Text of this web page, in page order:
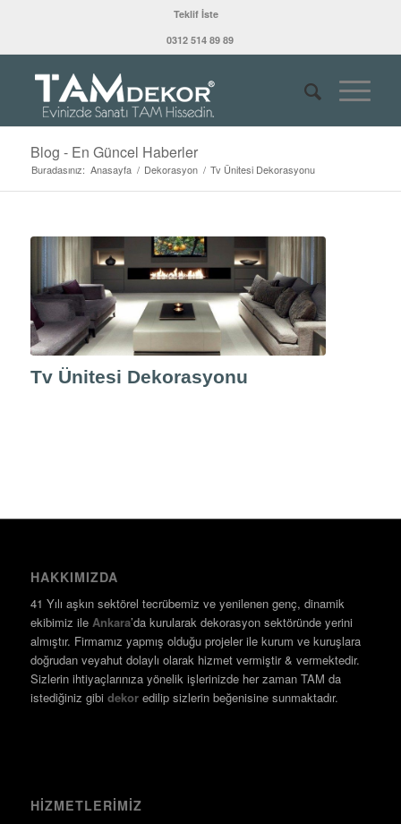
Teklif İste
0312 514 89 89
Blog - En Güncel Haberler
Buradasınız: Anasayfa / Dekorasyon / Tv Ünitesi Dekorasyonu
Tv Ünitesi Dekorasyonu
HAKKIMIZDA
41 Yılı aşkın sektörel tecrübemiz ve yenilenen genç, dinamik
ekibimiz ile Ankara’da kurularak dekorasyon sektöründe yerini
almıştır. Firmamız yapmış olduğu projeler ile kurum ve kuruşlara
doğrudan veyahut dolaylı olarak hizmet vermiştir & vermektedir.
Sizlerin ihtiyaçlarınıza yönelik işlerinizde her zaman TAM da
istediğiniz gibi dekoredilip sizlerin beğenisine sunmaktadır.
HIZMETLERIMIZ